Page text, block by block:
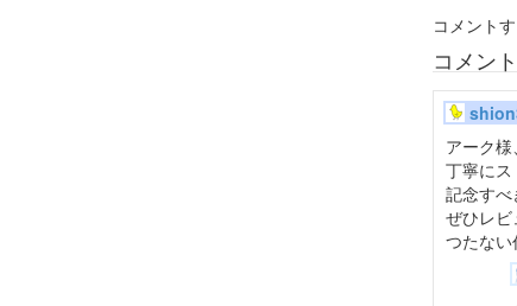
コメントす
コメン
アーク
丁寧に
記念す
ぜひレ
つたない